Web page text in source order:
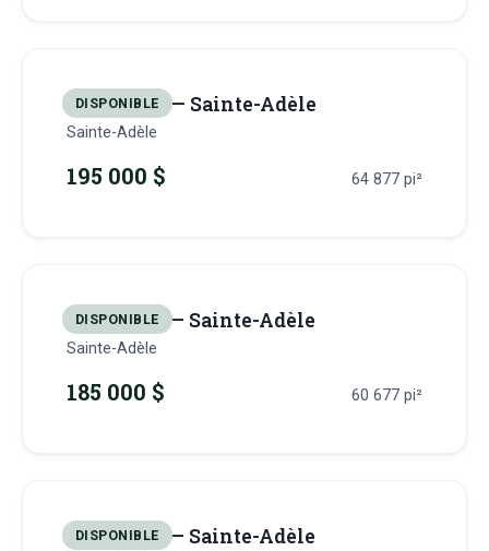
DISPONIBLE
Terrain 27 — Sainte-Adèle
Sainte-Adèle
195 000 $ 64 877 pi²
DISPONIBLE
Terrain 28 — Sainte-Adèle
Sainte-Adèle
185 000 $ 60 677 pi²
DISPONIBLE
Terrain 29 — Sainte-Adèle